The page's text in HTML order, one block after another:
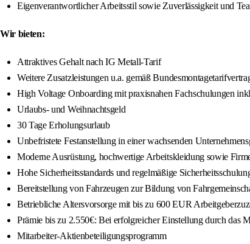
Eigenverantwortlicher Arbeitsstil sowie Zuverlässigkeit und
Wir bieten:
Attraktives Gehalt nach IG Metall-Tarif
Weitere Zusatzleistungen u.a. gemäß
High Voltage Onboarding mit praxisnahen Fachschulungen
Urlaubs- und Weihnachtsgeld
30 Tage Erholungsurlaub
Unbefristete Festanstellung in einer wachsenden
Moderne Ausrüstung, hochwertige Arbeitskleidung sowie
Hohe Sicherheitsstandards und regelmäßige
Bereitstellung von Fahrzeugen zur Bildung von
Betriebliche Altersvorsorge mit bis zu 600 EUR
Prämie bis zu 2.550€: Bei erfolgreicher Einstellung durch das
Mitarbeiter-Aktienbeteiligungsprogramm